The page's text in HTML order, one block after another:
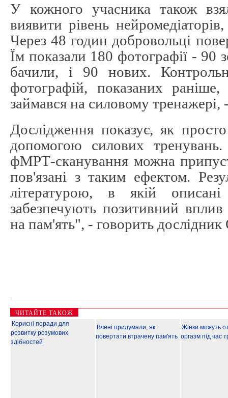
У кожного учасника також
виявити рівень
Через 48 годин добровольці
Їм показали 180 фотографії - 90
бачили, і 90 нових.
фотографій, показаних
займався на силовому тренажері,
Дослідження показує, як
допомогою силових
фМРТ-сканування можна
пов'язані з таким ефектом.
літературою, в якій
забезпечують позитивний
на пам'ять", - говорить
ЧИТАЙТЕ ТАКОЖ
Корисні поради для
розвитку розумових
здібностей
Вчені придумали, як
повертати втрачену пам'ять
Жінки можуть
оргазм під час